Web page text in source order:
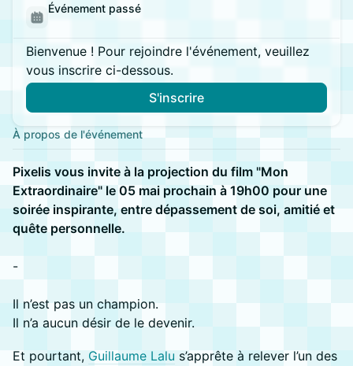
Événement passé
Bienvenue ! Pour rejoindre l'événement, veuillez
vous inscrire ci-dessous.
S'inscrire
À propos de l'événement
Pixelis vous invite à la projection du film "Mon
Extraordinaire" le 05 mai prochain à 19h00 pour une
soirée inspirante, entre dépassement de soi, amitié et
quête personnelle.
-
Il n’est pas un champion.
Il n’a aucun désir de le devenir.
Et pourtant, Guillaume Lalu s’apprête à relever l’un des